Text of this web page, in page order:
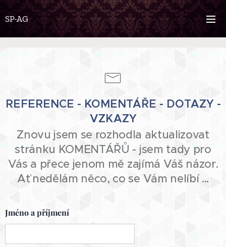
SP-AG
REFERENCE - KOMENTÁŘE - DOTAZY -
VZKAZY
Znovu jsem se rozhodla aktualizovat
stránku KOMENTÁŘŮ - jsem tady pro
Vás a přece jenom mě zajímá Váš názor.
Ať nedělám něco, co se Vám nelíbí ...
Jméno a příjmení